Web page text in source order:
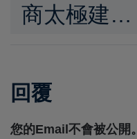
商太極建設
仙蹤」爛尾
案引爆消費
回覆
您的Email不會被公開。